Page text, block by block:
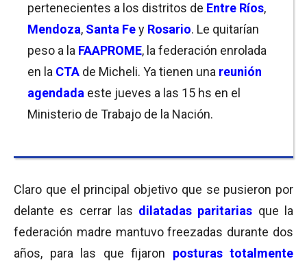
pertenecientes a los distritos de Entre Ríos,
Mendoza, Santa Fey Rosario. Le quitarían
peso a la FAAPROME, la federación enrolada
en la CTA de Micheli. Ya tienen una reunión
agendada este jueves a las 15 hs en el
Ministerio de Trabajo de la Nación.
Claro que el principal objetivo que se pusieron por
delante es cerrar las dilatadas paritarias que la
federación madre mantuvo freezadas durante dos
años, para las que fijaron posturas totalmente